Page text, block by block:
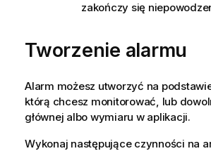
zakończy się
Tworzenie alarmu
Alarm możesz utworzyć na
którą chcesz monitorować, lub
głównej albo wymiaru w aplikacji.
Wykonaj następujące czynności na